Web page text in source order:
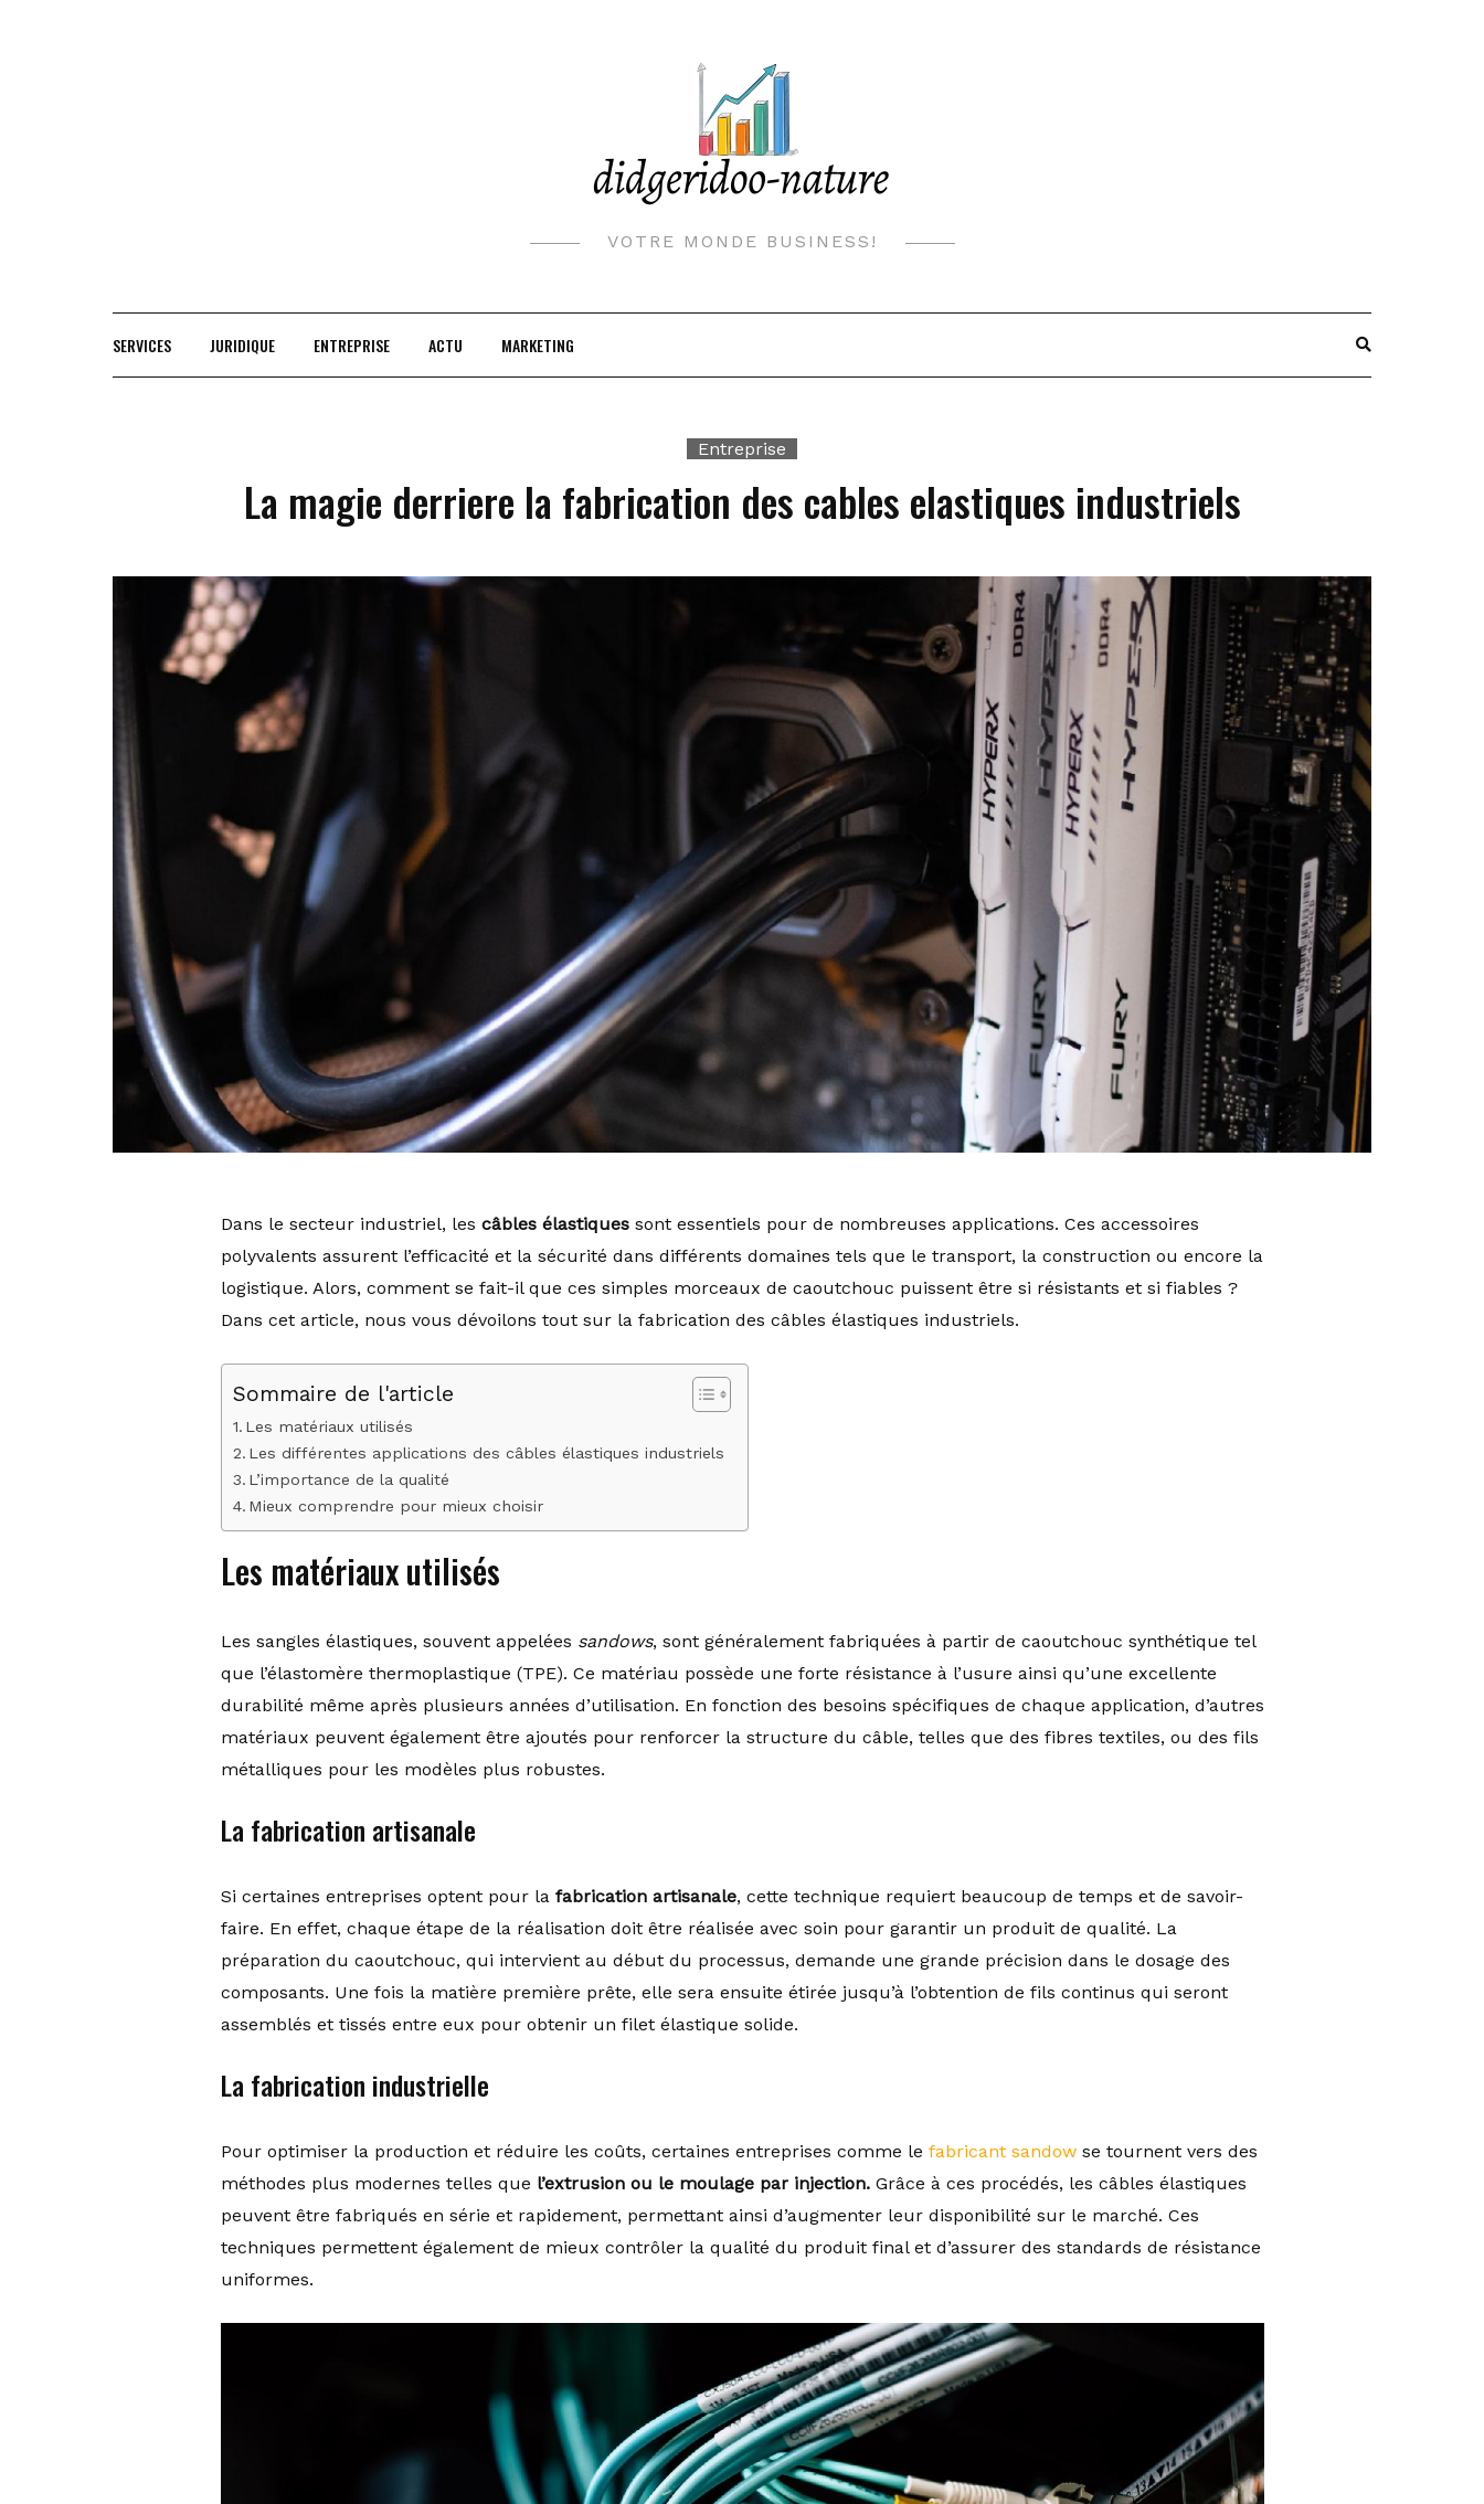
VOTRE MONDE BUSINESS!
SERVICES JURIDIQUE ENTREPRISE ACTU MARKETING
Entreprise
La magie derriere la fabrication des cables elastiques industriels
Dans le secteur industriel, les câbles élastiquessont essentiels pour de nombreuses applications. Ces accessoires
polyvalents assurent l’efficacité et la sécurité dans différents domaines tels que le transport, la construction ou encore la
logistique. Alors, comment se fait-il que ces simples morceaux de caoutchouc puissent être si résistants et si fiables ?
Dans cet article, nous vous dévoilons tout sur la fabrication des câbles élastiques industriels.
Sommaire de l'article
Les matériaux utilisés
Les différentes applications des câbles élastiques industriels
L’importance de la qualité
Mieux comprendre pour mieux choisir
Les matériaux utilisés
Les sangles élastiques, souvent appelées sandows, sont généralement fabriquées à partir de caoutchouc synthétique tel
que l’élastomère thermoplastique (TPE). Ce matériau possède une forte résistance à l’usure ainsi qu’une excellente
durabilité même après plusieurs années d’utilisation. En fonction des besoins spécifiques de chaque application, d’autres
matériaux peuvent également être ajoutés pour renforcer la structure du câble, telles que des fibres textiles, ou des fils
métalliques pour les modèles plus robustes.
La fabrication artisanale
Si certaines entreprises optent pour la fabrication artisanale, cette technique requiert beaucoup de temps et de savoir-
faire. En effet, chaque étape de la réalisation doit être réalisée avec soin pour garantir un produit de qualité. La
préparation du caoutchouc, qui intervient au début du processus, demande une grande précision dans le dosage des
composants. Une fois la matière première prête, elle sera ensuite étirée jusqu’à l’obtention de fils continus qui seront
assemblés et tissés entre eux pour obtenir un filet élastique solide.
La fabrication industrielle
Pour optimiser la production et réduire les coûts, certaines entreprises comme le fabricant sandowse tournent vers des
méthodes plus modernes telles que l’extrusion ou le moulage par injection.Grâce à ces procédés, les câbles élastiques
peuvent être fabriqués en série et rapidement, permettant ainsi d’augmenter leur disponibilité sur le marché. Ces
techniques permettent également de mieux contrôler la qualité du produit final et d’assurer des standards de résistance
uniformes.